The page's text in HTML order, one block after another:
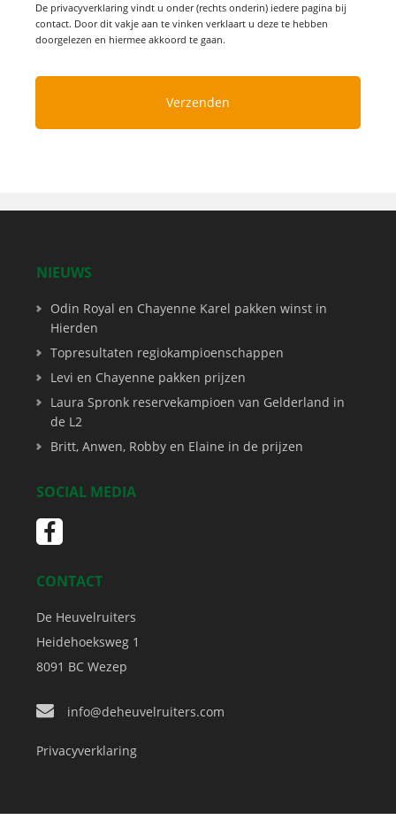
De privacyverklaring vindt u onder (rechts onderin) iedere pagina bij
contact. Door dit vakje aan te vinken verklaart u deze te hebben
doorgelezen en hiermee akkoord te gaan.
NIEUWS
Odin Royal en Chayenne Karel pakken winst in
Hierden
Topresultaten regiokampioenschappen
Levi en Chayenne pakken prijzen
Laura Spronk reservekampioen van Gelderland in
de L2
Britt, Anwen, Robby en Elaine in de prijzen
SOCIAL MEDIA
CONTACT
De Heuvelruiters
Heidehoeksweg 1
8091 BC Wezep
info@deheuvelruiters.com
Privacyverklaring